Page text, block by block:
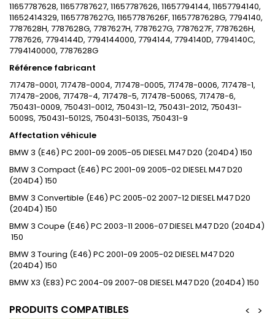
11657787628, 11657787627, 11657787626, 11657794144, 11657794140,
11652414329, 11657787627G, 11657787626F, 11657787628G, 7794140,
7787628H, 7787628G, 7787627H, 7787627G, 7787627F, 7787626H,
7787626, 7794144D, 7794144000, 7794144, 7794140D, 7794140C,
7794140000, 7787628G
Référence fabricant
717478-0001, 717478-0004, 717478-0005, 717478-0006, 717478-1,
717478-2006, 717478-4, 717478-5, 717478-5006S, 717478-6,
750431-0009, 750431-0012, 750431-12, 750431-2012, 750431-
5009S, 750431-5012S, 750431-5013S, 750431-9
Affectation véhicule
BMW3 (E46) PC2001-09 2005-05 DIESELM47 D20 (204D4) 150
BMW3 Compact (E46) PC2001-09 2005-02DIESELM47 D20
(204D4) 150
BMW3 Convertible (E46) PC2005-022007-12DIESELM47 D20
(204D4) 150
BMW3 Coupe (E46) PC2003-11 2006-07DIESELM47 D20 (204D4)
150
BMW3 Touring (E46) PC2001-09 2005-02DIESELM47 D20
(204D4) 150
BMWX3 (E83) PC2004-09 2007-08 DIESELM47 D20 (204D4) 150
PRODUITS COMPATIBLES >
<